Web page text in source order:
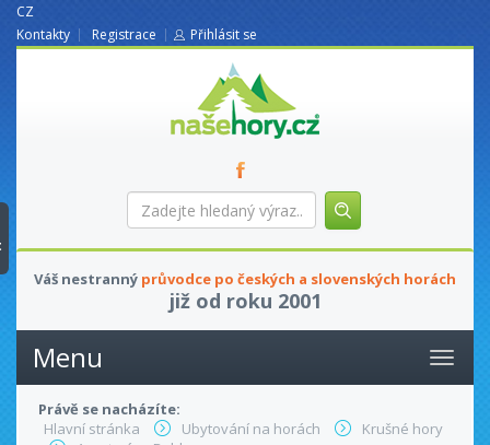
CZ
Kontakty
Registrace Přihlásit se
nasehory.cz
Zadejte
hledaný
Váš nestranný průvodce po českých a slovenských horách
již od roku 2001
Menu
Právě se nacházíte:
Hlavní stránka
Ubytování na horách
Krušné hory